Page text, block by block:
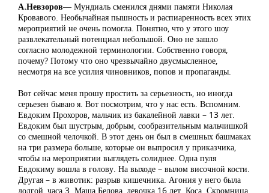
А.Невзоров― Мундиаль сменился днями памяти Николая
Кровавого. Необычайная пышность и распиаренность всех этих
мероприятий не очень помогла. Понятно, что у этого шоу
развлекательный потенциал небольшой. Оно не зашло
согласно молодежной терминологии. Собственно говоря,
почему? Потому что оно чрезвычайно двусмысленное,
несмотря на все усилия чиновников, попов и пропаганды.
Вот сейчас меня прошу простить за серьезность, но иногда
серьезен бываю я. Вот посмотрим, что у нас есть. Вспомним.
Евдоким Прохоров, мальчик из бакалейной лавки – 13 лет.
Евдоким был шустрым, добрым, сообразительным мальчишкой
со смешной челочкой. В этот день он был в смешных башмаках
на три размера больше, которые он выпросил у приказчика,
чтобы на мероприятии выглядеть солиднее. Одна пуля
Евдокиму вошла в голову. На выходе – вылом височной кости.
Другая – в животик: разрыв кишечника. Агония у него была
долгой, часа 3. Маша Белова, девочка 16 лет. Коса. Скромница.